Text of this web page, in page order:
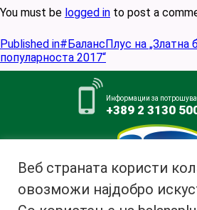
You must be logged in to post a
Post
navigation
Published in#БалансПлус на „Златна
популарноста 2017“
Информации за
+389 2 3130
Млекара АД
Веб страната користи
овозможи најдобро